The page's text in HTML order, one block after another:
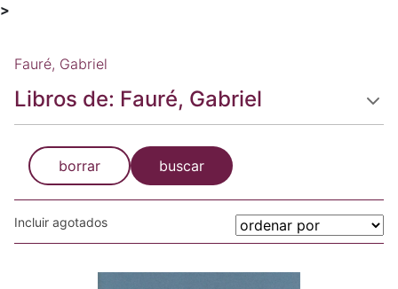
>
Fauré, Gabriel
Libros de: Fauré, Gabriel
borrar buscar
Incluir agotados